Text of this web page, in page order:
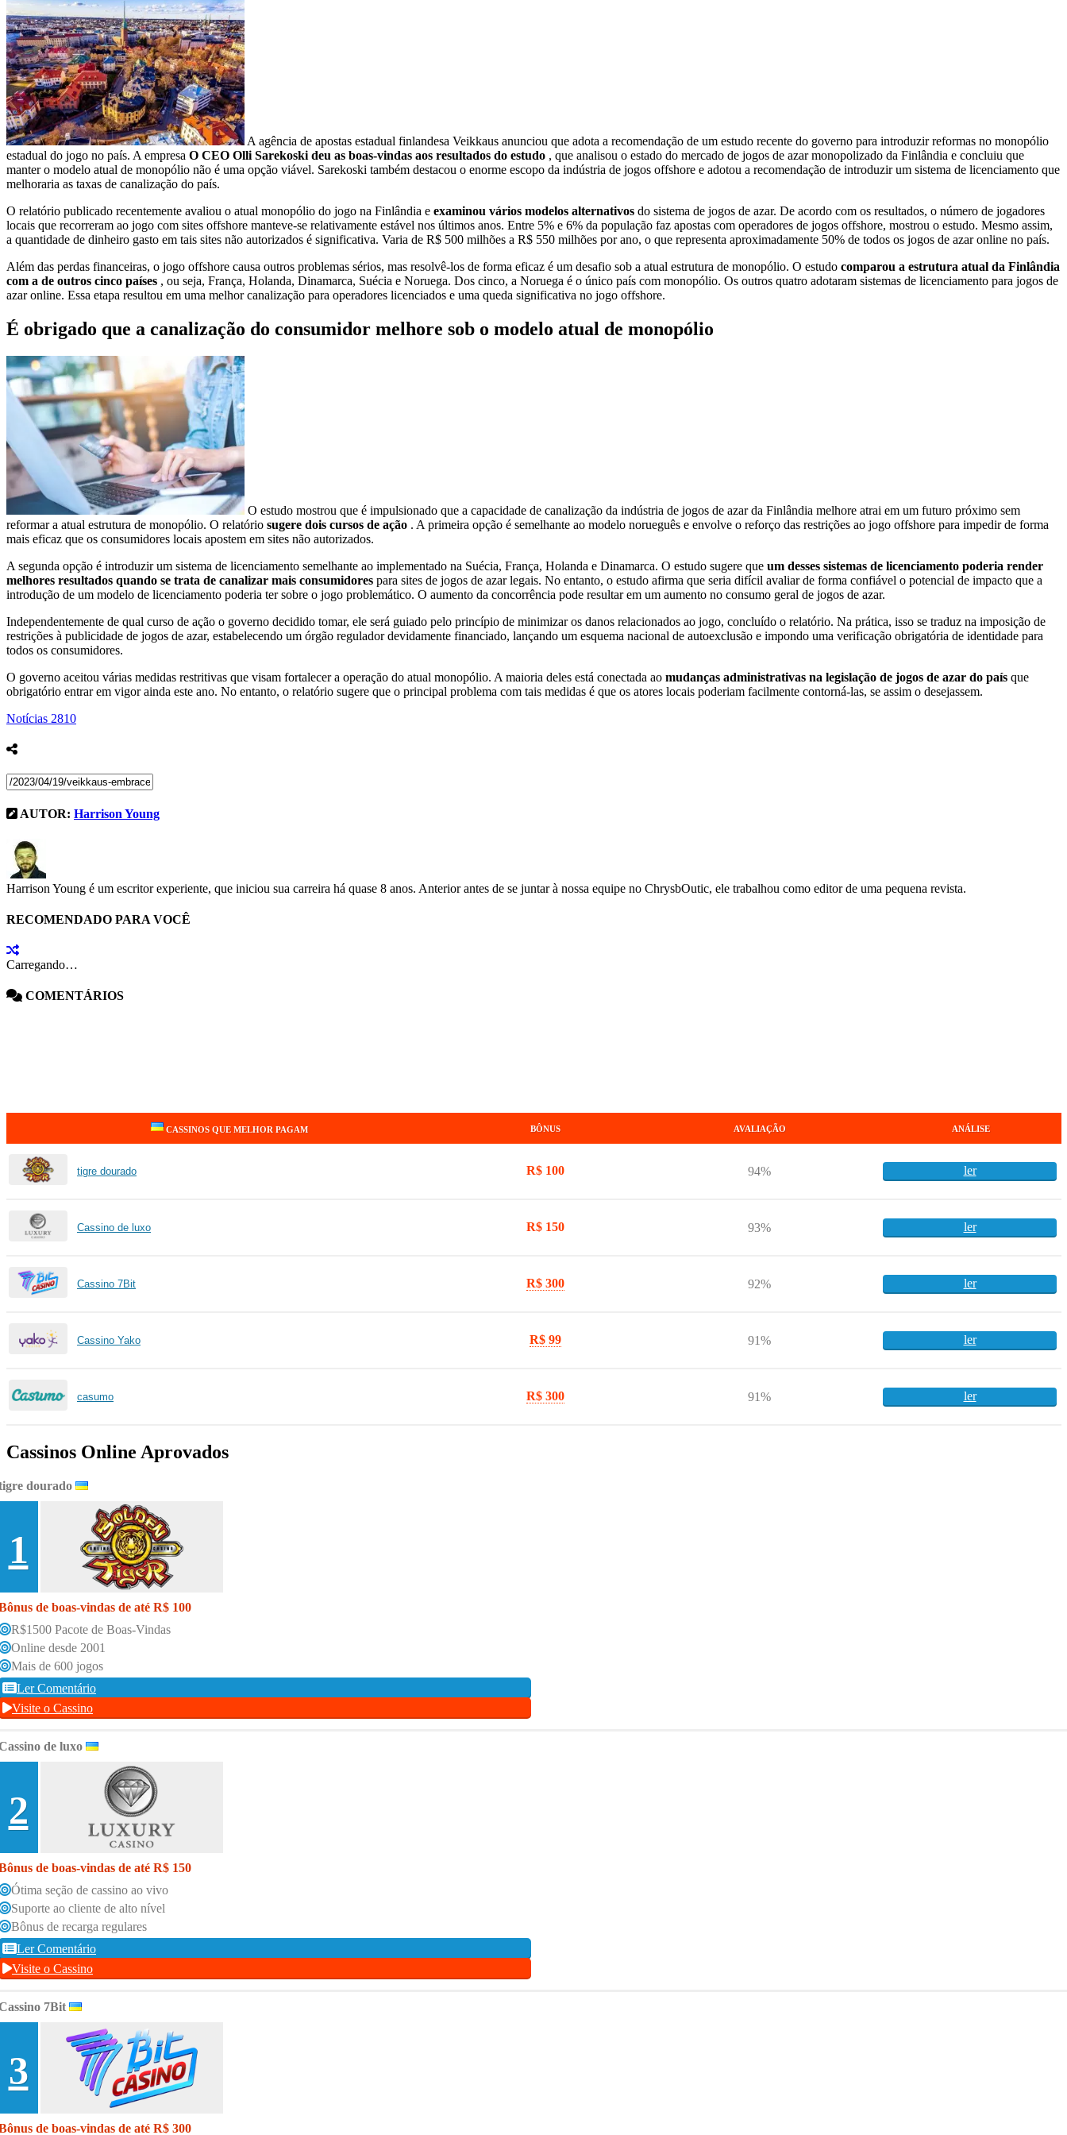
A agência de apostas estadual finlandesa Veikkaus anunciou que adota a recomendação de um estudo recente do governo para introduzir reformas no monopólio
estadual do jogo no país. A empresa O CEO Olli Sarekoski deu as boas-vindas aos resultados do estudo , que analisou o estado do mercado de jogos de azar monopolizado da Finlândia e concluiu que
manter o modelo atual de monopólio não é uma opção viável. Sarekoski também destacou o enorme escopo da indústria de jogos offshore e adotou a recomendação de introduzir um sistema de licenciamento que
melhoraria as taxas de canalização do país.
O relatório publicado recentemente avaliou o atual monopólio do jogo na Finlândia e examinou vários modelos alternativos do sistema de jogos de azar. De acordo com os resultados, o número de jogadores
locais que recorreram ao jogo com sites offshore manteve-se relativamente estável nos últimos anos. Entre 5% e 6% da população faz apostas com operadores de jogos offshore, mostrou o estudo. Mesmo assim,
a quantidade de dinheiro gasto em tais sites não autorizados é significativa. Varia de R$ 500 milhões a R$ 550 milhões por ano, o que representa aproximadamente 50% de todos os jogos de azar online no país.
Além das perdas financeiras, o jogo offshore causa outros problemas sérios, mas resolvê-los de forma eficaz é um desafio sob a atual estrutura de monopólio. O estudo comparou a estrutura atual da Finlândia
com a de outros cinco países , ou seja, França, Holanda, Dinamarca, Suécia e Noruega. Dos cinco, a Noruega é o único país com monopólio. Os outros quatro adotaram sistemas de licenciamento para jogos de
azar online. Essa etapa resultou em uma melhor canalização para operadores licenciados e uma queda significativa no jogo offshore.
É obrigado que a canalização do consumidor melhore sob o modelo atual de monopólio
O estudo mostrou que é impulsionado que a capacidade de canalização da indústria de jogos de azar da Finlândia melhore atrai em um futuro próximo sem
reformar a atual estrutura de monopólio. O relatório sugere dois cursos de ação . A primeira opção é semelhante ao modelo norueguês e envolve o reforço das restrições ao jogo offshore para impedir de forma
mais eficaz que os consumidores locais apostem em sites não autorizados.
A segunda opção é introduzir um sistema de licenciamento semelhante ao implementado na Suécia, França, Holanda e Dinamarca. O estudo sugere que um desses sistemas de licenciamento poderia render
melhores resultados quando se trata de canalizar mais consumidores para sites de jogos de azar legais. No entanto, o estudo afirma que seria difícil avaliar de forma confiável o potencial de impacto que a
introdução de um modelo de licenciamento poderia ter sobre o jogo problemático. O aumento da concorrência pode resultar em um aumento no consumo geral de jogos de azar.
Independentemente de qual curso de ação o governo decidido tomar, ele será guiado pelo princípio de minimizar os danos relacionados ao jogo, concluído o relatório. Na prática, isso se traduz na imposição de
restrições à publicidade de jogos de azar, estabelecendo um órgão regulador devidamente financiado, lançando um esquema nacional de autoexclusão e impondo uma verificação obrigatória de identidade para
todos os consumidores.
O governo aceitou várias medidas restritivas que visam fortalecer a operação do atual monopólio. A maioria deles está conectada ao mudanças administrativas na legislação de jogos de azar do país que
obrigatório entrar em vigor ainda este ano. No entanto, o relatório sugere que o principal problema com tais medidas é que os atores locais poderiam facilmente contorná-las, se assim o desejassem.
Notícias 2810
AUTOR: Harrison Young
Harrison Young é um escritor experiente, que iniciou sua carreira há quase 8 anos. Anterior antes de se juntar à nossa equipe no ChrysbOutic, ele trabalhou como editor de uma pequena revista.
RECOMENDADO PARA VOCÊ
Carregando…
COMENTÁRIOS
CASSINOS QUE MELHOR PAGAM BÔNUS AVALIAÇÃO ANÁLISE
tigre dourado R$ 100 94% ler
Cassino de luxo R$ 150 93% ler
Cassino 7Bit R$ 300 92% ler
Cassino Yako R$ 99 91% ler
casumo R$ 300 91% ler
Cassinos Online Aprovados
dourado
1
de boas-vindas de até R$ 100
R$1500 Pacote de Boas-Vindas
Online desde 2001
Mais de 600 jogos
Ler Comentário
Visite o Cassino
de luxo
2
de boas-vindas de até R$ 150
Ótima seção de cassino ao vivo
Suporte ao cliente de alto nível
Bônus de recarga regulares
Ler Comentário
Visite o Cassino
7Bit
3
de boas-vindas de até R$ 300